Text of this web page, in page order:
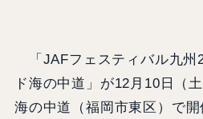
「JAFフェスティバル九州
ド海の中道」が12月10日（
海の中道（福岡市東区）で